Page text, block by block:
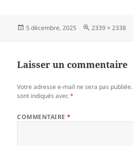
Publié
5 décembre, 2025
Taille
2339 × 2338
Laisser un commentaire
Votre adresse e-mail ne sera pas publiée.
sont indiqués avec*
COMMENTAIRE*